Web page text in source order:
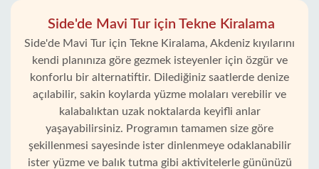
Side'de Mavi Tur için Tekne Kiralama
Side'de Mavi Tur için Tekne Kiralama, Akdeniz kıyılarını
kendi planınıza göre gezmek isteyenler için özgür ve
konforlu bir alternatiftir. Dilediğiniz saatlerde denize
açılabilir, sakin koylarda yüzme molaları verebilir ve
kalabalıktan uzak noktalarda keyifli anlar
yaşayabilirsiniz. Programın tamamen size göre
şekillenmesi sayesinde ister dinlenmeye odaklanabilir
ister yüzme ve balık tutma gibi aktivitelerle gününüzü